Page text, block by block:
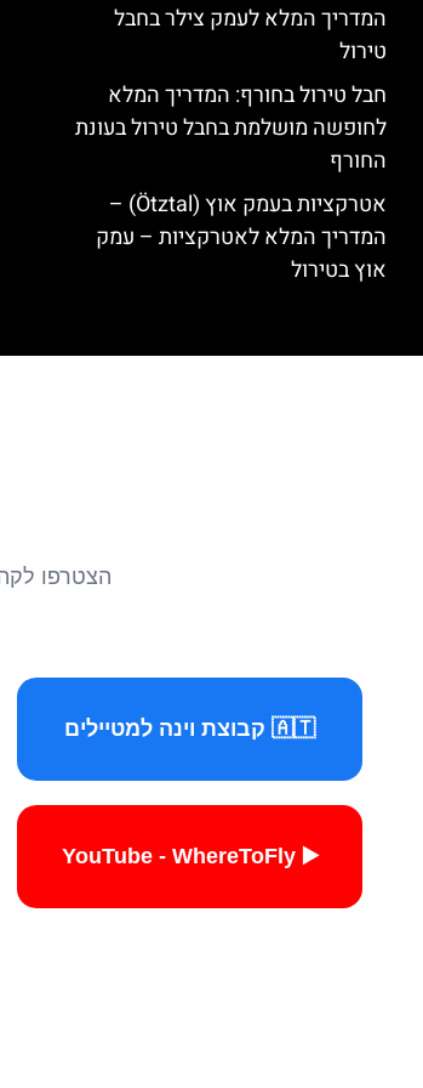
המדריך המלא לעמק צילר בחבל
טירול
חבל טירול בחורף: המדריך המלא
לחופשה מושלמת בחבל טירול בעונת
החורף
אטרקציות בעמק אוץ (Ötztal) –
המדריך המלא לאטרקציות – עמק
אוץ בטירול
הצטרפו
🇦🇹 קבוצת וינה למטיילים
▶️ YouTube - WhereToFly